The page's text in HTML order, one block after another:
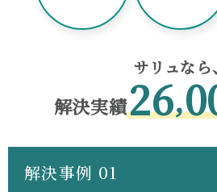
サリュなら、
解決実績26,
解決事例 01